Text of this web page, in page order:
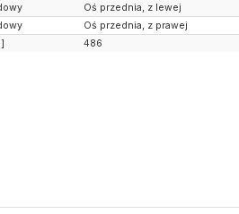
Oś przednia, z lewej
Oś przednia, z prawej
486